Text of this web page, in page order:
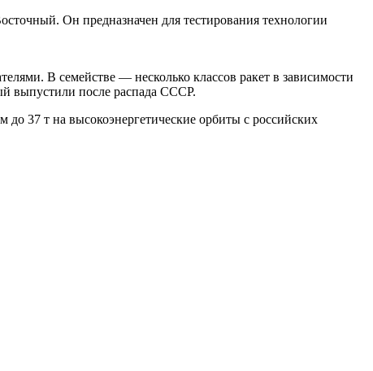
Он предназначен для тестирования технологии
В семействе — несколько классов ракет в зависимости
выпустили после распада СССР.
37 т на высокоэнергетические орбиты с российских